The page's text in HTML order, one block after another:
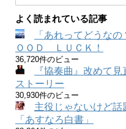
よく読まれている記事
「あれってどうな
ＯＯＤ ＬＵＣＫ！
36,720件のビュー
『協奏曲』改めて
ストーリー
30,930件のビュー
主役じゃないけど
「あすなろ白書」